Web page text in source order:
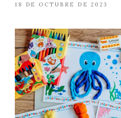
18 DE OCTUBRE DE 2023